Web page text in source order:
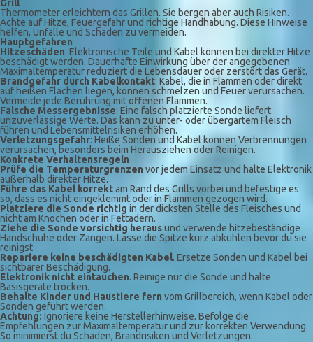
Grill
Thermometer erleichtern das Grillen. Sie bergen aber auch Risiken.
Achte auf Hitze, Feuergefahr und richtige Handhabung. Diese Hinweise
helfen, Unfälle und Schäden zu vermeiden.
Hauptgefahren
Hitzeschäden: Elektronische Teile und Kabel können bei direkter Hitze
beschädigt werden. Dauerhafte Einwirkung über der angegebenen
Maximaltemperatur reduziert die Lebensdauer oder zerstört das Gerät.
Brandgefahr durch Kabelkontakt: Kabel, die in Flammen oder direkt
auf heißen Flächen liegen, können schmelzen und Feuer verursachen.
Vermeide jede Berührung mit offenen Flammen.
Falsche Messergebnisse: Eine falsch platzierte Sonde liefert
unzuverlässige Werte. Das kann zu unter- oder übergartem Fleisch
führen und Lebensmittelrisiken erhöhen.
Verletzungsgefahr: Heiße Sonden und Kabel können Verbrennungen
verursachen, besonders beim Herausziehen oder Reinigen.
Konkrete Verhaltensregeln
Prüfe die Temperaturgrenzen vor jedem Einsatz und halte Elektronik
außerhalb direkter Hitze.
Führe das Kabel korrektam Rand des Grills vorbei und befestige es
so, dass es nicht eingeklemmt oder in Flammen gezogen wird.
Platziere die Sonde richtig in der dicksten Stelle des Fleisches und
nicht am Knochen oder in Fettadern.
Ziehe die Sonde vorsichtig herausund verwende hitzebeständige
Handschuhe oder Zangen. Lasse die Spitze kurz abkühlen bevor du sie
reinigst.
Repariere keine beschädigten Kabel. Ersetze Sonden und Kabel bei
sichtbarer Beschädigung.
Elektronik nicht eintauchen. Reinige nur die Sonde und halte
Basisgeräte trocken.
Behalte Kinder und Haustiere fern vom Grillbereich, wenn Kabel oder
Sonden geführt werden.
Achtung: Ignoriere keine Herstellerhinweise. Befolge die
Empfehlungen zur Maximaltemperatur und zur korrekten Verwendung.
So minimierst du Schäden, Brandrisiken und Verletzungen.